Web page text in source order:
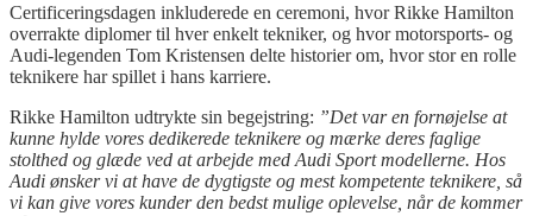
Certificeringsdagen inkluderede en ceremoni, hvor Rikke Hamilton
overrakte diplomer til hver enkelt tekniker, og hvor motorsports- og
Audi-legenden Tom Kristensen delte historier om, hvor stor en rolle
teknikere har spillet i hans karriere.
Rikke Hamilton udtrykte sin begejstring: ”Det var en fornøjelse at
kunne hylde vores dedikerede teknikere og mærke deres faglige
stolthed og glæde ved at arbejde med Audi Sport modellerne. Hos
Audi ønsker vi at have de dygtigste og mest kompetente teknikere, så
vi kan give vores kunder den bedst mulige oplevelse, når de kommer